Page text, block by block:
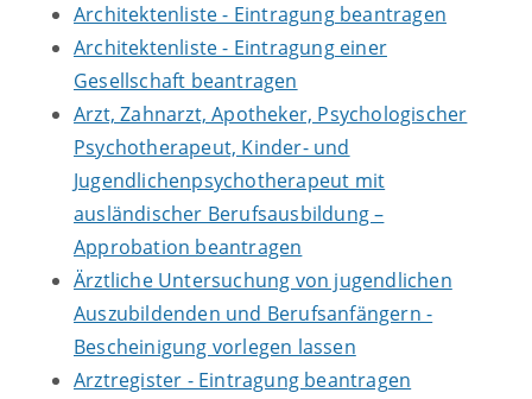
Architektenliste - Eintragung beantragen
Architektenliste - Eintragung einer
Gesellschaft beantragen
Arzt, Zahnarzt, Apotheker, Psychologischer
Psychotherapeut, Kinder- und
Jugendlichenpsychotherapeut mit
ausländischer Berufsausbildung –
Approbation beantragen
Ärztliche Untersuchung von jugendlichen
Auszubildenden und Berufsanfängern -
Bescheinigung vorlegen lassen
Arztregister - Eintragung beantragen